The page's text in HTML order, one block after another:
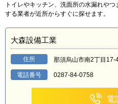
トイレやキッチン、洗面所の水漏れや
する業者が近所からすぐに探せます。
大森設備工業
住所 那須烏山市南2丁目17-
電話番号 0287-84-0758
電